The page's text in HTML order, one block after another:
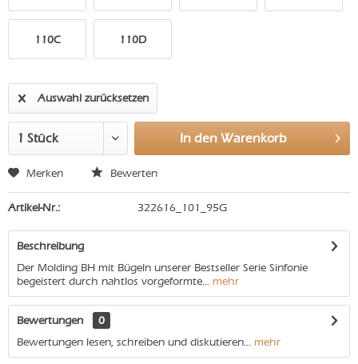
110C 110D
Auswahl zurücksetzen
In den Warenkorb
Merken Bewerten
Artikel-Nr.: 322616_101_95G
Beschreibung
Der Molding BH mit Bügeln unserer Bestseller Serie Sinfonie
begeistert durch nahtlos vorgeformte... mehr
Bewertungen
0
Bewertungen lesen, schreiben und diskutieren... mehr